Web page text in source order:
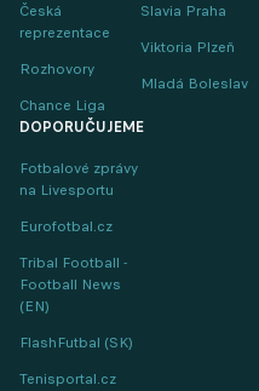
Česká
reprezentace
Rozhovory
Chance Liga
Slavia Praha
Viktoria Plzeň
Mladá Boleslav
DOPORUČUJEME
Fotbalové zprávy
na Livesportu
Eurofotbal.cz
Tribal Football -
Football News
(EN)
FlashFutbal (SK)
Tenisportal.cz